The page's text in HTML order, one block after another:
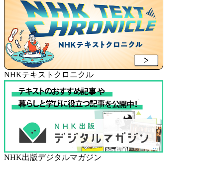
NHKテキストクロニクル
NHK出版デジタルマガジン